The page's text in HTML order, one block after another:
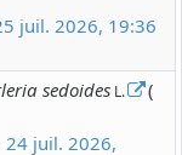
juil. 2026, 19:36
sedoides L.
(
24 juil. 2026,